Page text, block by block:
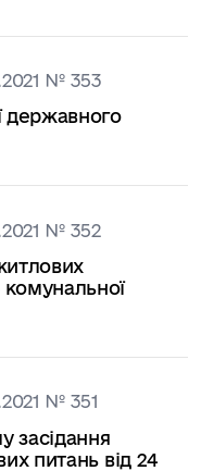
№ 353
державного
№ 352
№ 351
засідання
питань від 24